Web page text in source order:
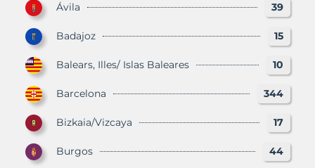
Ávila 39
Badajoz 15
Balears, Illes/ Islas Baleares 10
Barcelona 344
Bizkaia/Vizcaya 17
Burgos 44